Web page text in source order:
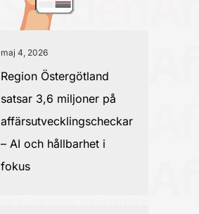
maj 4, 2026
Region Östergötland
satsar 3,6 miljoner på
affärsutvecklingscheckar
– AI och hållbarhet i
fokus